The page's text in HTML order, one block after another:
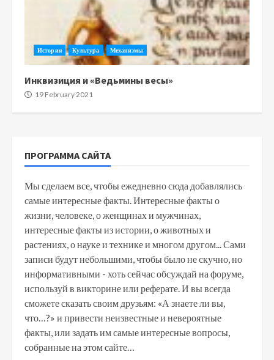
История Культура Механизмы
Инквизиция и «Ведьмины весы»
19 February 2021
ПРОГРАММА САЙТА
Мы сделаем все, чтобы ежедневно сюда добавлялись
самые интересные факты. Интересные факты о
жизни, человеке, о женщинах и мужчинах,
интересные факты из истории, о животных и
растениях, о науке и технике и многом другом... Сами
записи будут небольшими, чтобы было не скучно, но
информативными - хоть сейчас обсуждай на форуме,
используй в викторине или реферате. И вы всегда
сможете сказать своим друзьям: «А знаете ли вы,
что…?» и привести неизвестные и невероятные
факты, или задать им самые интересные вопросы,
собранные на этом сайте…